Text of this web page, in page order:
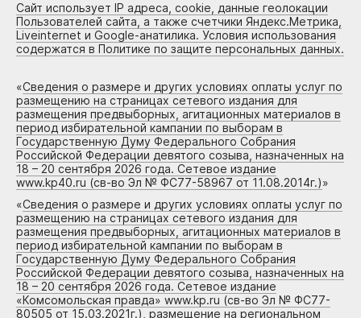
Сайт использует IP адреса, cookie, данные геолокации
Пользователей сайта, а также счетчики Яндекс.Метрика,
Liveinternet и Google-анатилика. Условия использования
содержатся в Политике по защите персональных данных.
«Сведения о размере и других условиях оплаты услуг по
размещению на страницах сетевого издания для
размещения предвыборных, агитационных материалов в
период избирательной кампании по выборам в
Государственную Думу Федерального Собрания
Российской Федерации девятого созыва, назначенных на
18 – 20 сентября 2026 года. Сетевое издание
www.kp40.ru (св-во Эл № ФС77-58967 от 11.08.2014г.)»
«Сведения о размере и других условиях оплаты услуг по
размещению на страницах сетевого издания для
размещения предвыборных, агитационных материалов в
период избирательной кампании по выборам в
Государственную Думу Федерального Собрания
Российской Федерации девятого созыва, назначенных на
18 – 20 сентября 2026 года. Сетевое издание
«Комсомольская правда» www.kp.ru (св-во Эл № ФС77-
80505 от 15.03.2021г.), размещение на региональном